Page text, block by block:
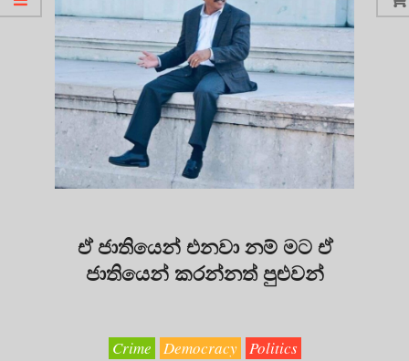
ඒ ජාතියෙන් එනවා නම් මට ඒ
ජාතියෙන් කරන්නත් පුළුවන්
Crime Democracy Politics